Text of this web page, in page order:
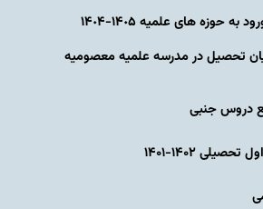
حوزه های علمیه ١۴٠۵-١۴٠۴
تحصیل در مدرسه علمیه معصومیه
دروس جنبی
۱۴۰۲-۱۴۰۱